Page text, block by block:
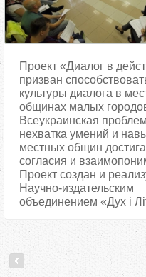
Проект «Диалог в
призван
культуры диалога в
общинах малых
Всеукраинская
нехватка умений и
местных общин
согласия и
Проект создан и
Научно-издательским
объединением «Дух і